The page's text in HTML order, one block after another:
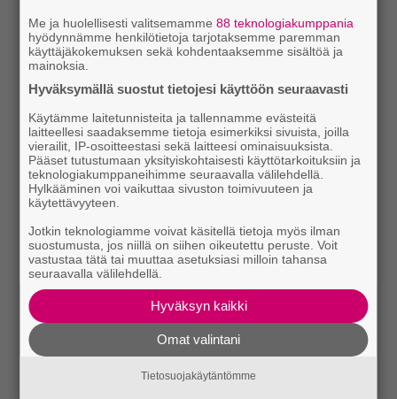
Me ja huolellisesti valitsemamme88 teknologiakumppania
hyödynnämme henkilötietoja tarjotaksemme paremman
käyttäjäkokemuksen sekä kohdentaaksemme sisältöä ja
mainoksia.
Hyväksymällä suostut tietojesi käyttöön seuraavasti
Käytämme laitetunnisteita ja tallennamme evästeitä
laitteellesi saadaksemme tietoja esimerkiksi sivuista, joilla
vierailit, IP-osoitteestasi sekä laitteesi ominaisuuksista.
Pääset tutustumaan yksityiskohtaisesti käyttötarkoituksiin ja
teknologiakumppaneihimme seuraavalla välilehdellä.
Hylkääminen voi vaikuttaa sivuston toimivuuteen ja
käytettävyyteen.
Jotkin teknologiamme voivat käsitellä tietoja myös ilman
suostumusta, jos niillä on siihen oikeutettu peruste. Voit
vastustaa tätä tai muuttaa asetuksiasi milloin tahansa
seuraavalla välilehdellä.
Hyväksyn kaikki
Omat valintani
Tietosuojakäytäntömme